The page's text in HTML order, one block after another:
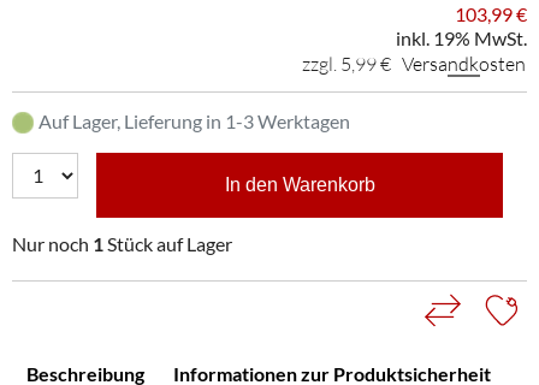
103,99 €
inkl. 19% MwSt.
zzgl. 5,99 € Versandkosten
Auf Lager, Lieferung in 1-3 Werktagen
In den Warenkorb
Nur noch 1Stück auf Lager
Beschreibung Informationen zur Produktsicherheit